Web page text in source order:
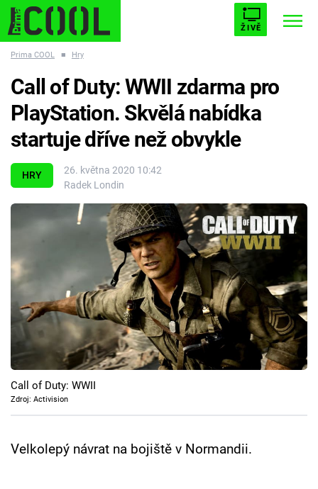
ŽIVĚ
ESCAPE PLNEJ KOTEL AVENGERS 5
Témata
Seriály
Cool Esport
Pořady
TV Program
Prima COOL ■ Hry
HRY
26. května 2020 10:42
Radek Londin
Call of Duty: WWII zdarma pro
PlayStation. Skvělá nabídka
startuje dříve než obvykle
Call of Duty: WWII
Zdroj: Activision
Velkolepý návrat na bojiště v Normandii.